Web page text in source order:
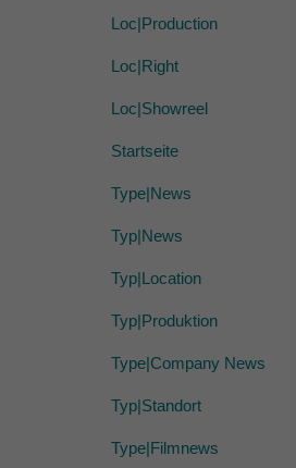
Loc|Production
Loc|Right
Loc|Showreel
Startseite
Type|News
Typ|News
Typ|Location
Typ|Produktion
Type|Company News
Typ|Standort
Type|Filmnews